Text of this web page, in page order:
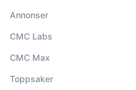
Annonser
CMC Labs
CMC Max
Toppsaker